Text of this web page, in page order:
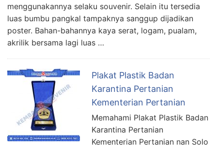
menggunakannya selaku souvenir. Selain itu tersedia
luas bumbu pangkal tampaknya sanggup dijadikan
poster. Bahan-bahannya kaya serat, logam, pualam,
akrilik bersama lagi luas …
Plakat Plastik Badan
Karantina Pertanian
Kementerian Pertanian
Memahami Plakat Plastik Badan
Karantina Pertanian
Kementerian Pertanian nan Solo